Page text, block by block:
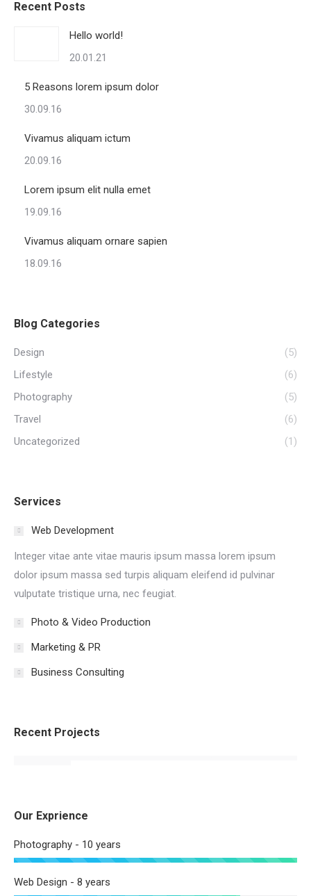
Recent Posts
Hello world!
20.01.21
5 Reasons lorem ipsum dolor
30.09.16
Vivamus aliquam ictum
20.09.16
Lorem ipsum elit nulla emet
19.09.16
Vivamus aliquam ornare sapien
18.09.16
Blog Categories
Design
(5)
Lifestyle
(6)
Photography
(5)
Travel
(6)
Uncategorized
(1)
Services
Web Development
Integer vitae ante vitae mauris ipsum massa lorem ipsum
dolor ipsum massa sed turpis aliquam eleifend id pulvinar
vulputate tristique urna, nec feugiat.
Photo & Video Production
Marketing & PR
Business Consulting
Recent Projects
Our Exprience
Photography - 10 years
Web Design - 8 years